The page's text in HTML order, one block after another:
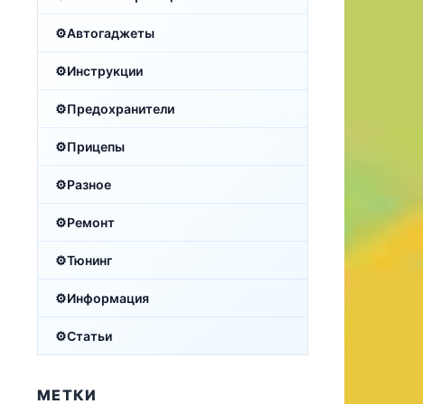
Автогаджеты
Инструкции
Предохранители
Прицепы
Разное
Ремонт
Тюнинг
Информация
Статьи
МЕТКИ